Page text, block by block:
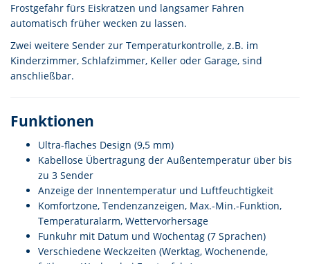
Frostgefahr fürs Eiskratzen und langsamer Fahren
automatisch früher wecken zu lassen.
Zwei weitere Sender zur Temperaturkontrolle, z.B. im
Kinderzimmer, Schlafzimmer, Keller oder Garage, sind
anschließbar.
Funktionen
Ultra-flaches Design (9,5 mm)
Kabellose Übertragung der Außentemperatur über bis
zu 3 Sender
Anzeige der Innentemperatur und Luftfeuchtigkeit
Komfortzone, Tendenzanzeigen, Max.-Min.-Funktion,
Temperaturalarm, Wettervorhersage
Funkuhr mit Datum und Wochentag (7 Sprachen)
Verschiedene Weckzeiten (Werktag, Wochenende,